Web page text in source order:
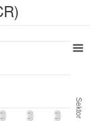
Sektor
0,0 0,0 0,0